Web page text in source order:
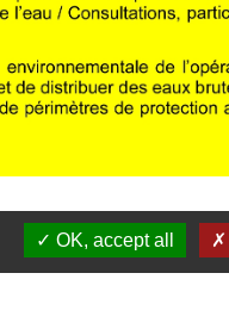
OK, accept all